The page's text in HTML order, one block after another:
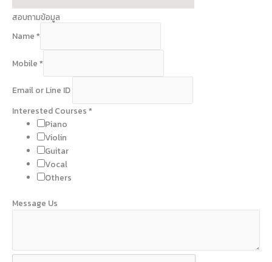
สอบถามข้อมูล
Name *
Mobile *
Email or Line ID
M
e
g
Interested Courses *
Piano
Violin
Guitar
Vocal
Others
Message Us